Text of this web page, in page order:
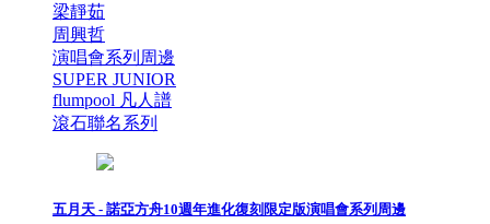
梁靜茹
周興哲
演唱會系列周邊
SUPER JUNIOR
flumpool 凡人譜
滾石聯名系列
五月天 - 諾亞方舟10週年進化復刻限定版演唱會系列周邊